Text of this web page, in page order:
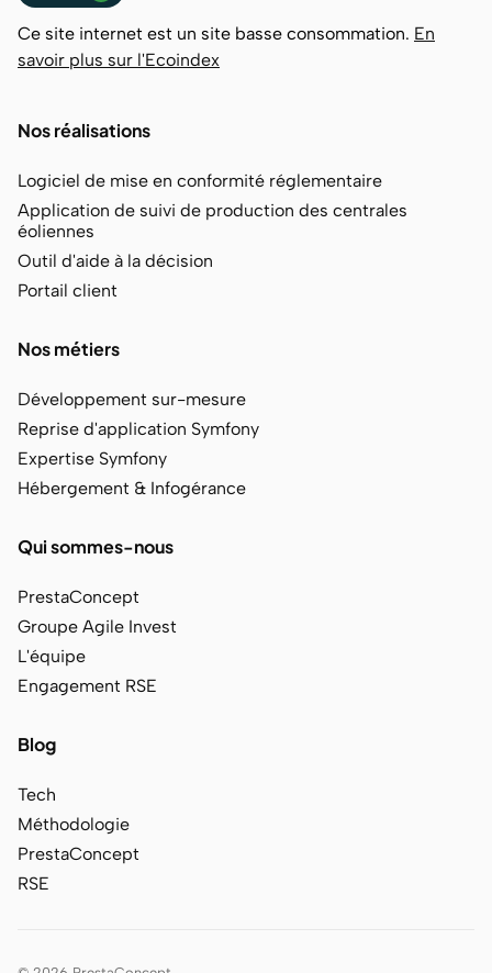
Ce site internet est un site basse consommation. En
savoir plus sur l'Ecoindex
Nos réalisations
Logiciel de mise en conformité réglementaire
Application de suivi de production des centrales
éoliennes
Outil d'aide à la décision
Portail client
Nos métiers
Développement sur-mesure
Reprise d'application Symfony
Expertise Symfony
Hébergement & Infogérance
Qui sommes-nous
PrestaConcept
Groupe Agile Invest
L'équipe
Engagement RSE
Blog
Tech
Méthodologie
PrestaConcept
RSE